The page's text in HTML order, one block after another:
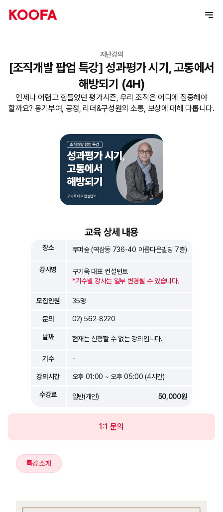
지난강의
[조직개발 팝업 특강] 성과평가 시기, 고통에서
해방되기 (4H)
언제나 어렵고 힘들었던 평가시즌, 우리 조직은 어디에 집중해야
할까요? 동기부여, 공정, 리더&구성원의 소통, 보상에 대해 다룹니다.
교육 상세 내용
장소 쿠퍼숲 (역삼동 736-40 아름다운빌딩 7층)
강사명
구기욱 대표 컨설턴트
*기수별 강사는 일부 변경될 수 있습니다.
모집인원 35명
문의 02) 562-8220
날짜 현재는 신청할 수 없는 강의입니다.
기수 -
강의시간 오후 01:00 ~ 오후 05:00 (4시간)
수강료 일반(개인) 50,000원
1:1 문의
특강 소개